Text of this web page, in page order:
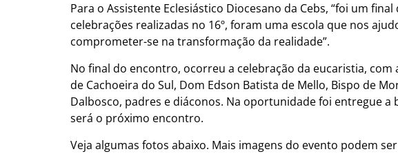
Para o Assistente Eclesiástico Diocesano da Cebs, “foi um
celebrações realizadas no 16º, foram uma escola que nos
comprometer-se na transformação da realidade”.
No final do encontro, ocorreu a celebração da eucaristia, com
de Cachoeira do Sul, Dom Edson Batista de Mello, Bispo de
Dalbosco, padres e diáconos. Na oportunidade foi entregue a
será o próximo encontro.
Veja algumas fotos abaixo. Mais imagens do evento podem